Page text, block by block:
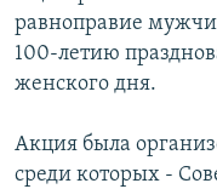
поиску
СЕВЕР.РЕАЛИИ
СИБИРЬ.РЕАЛИИ
РАСПИСАНИЕ
ПОДПИШИТЕСЬ НА
равноправие
100-летию
женского дня.
Акция была
среди которых -